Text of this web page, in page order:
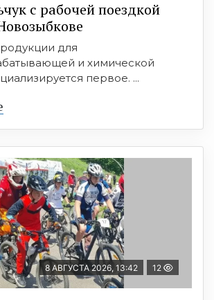
с рабочей поездкой
для
и химической
первое. ...
8 АВГУСТА 2026, 13:42 12